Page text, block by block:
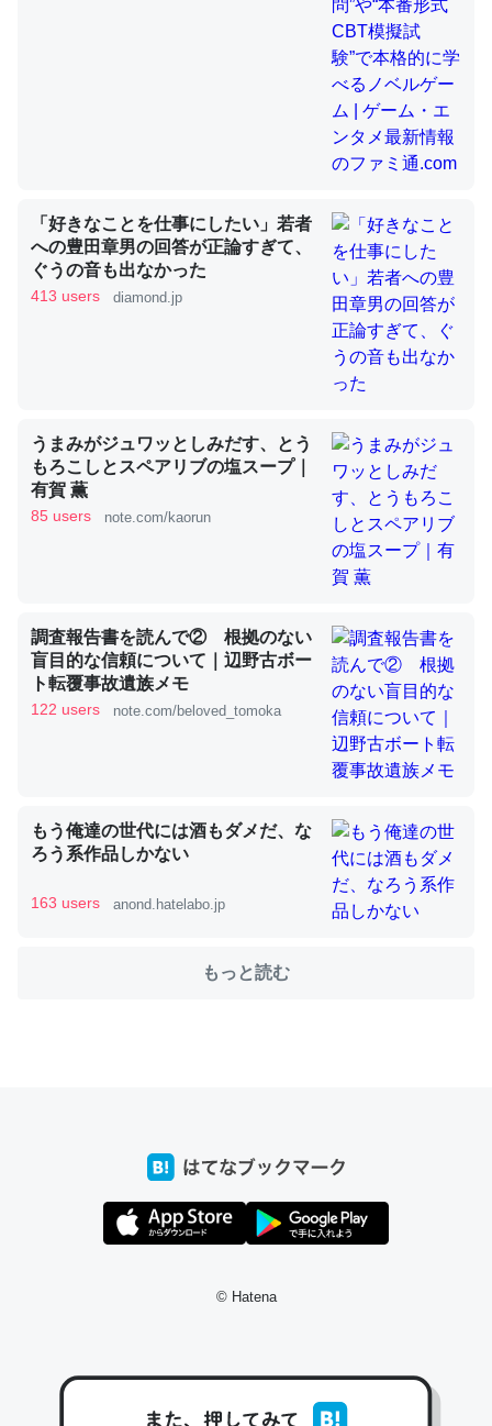
昆虫ってカルシウム少ないのか。知らんかった。調べたら
コオロギのカルシウム分はエビの600分の1程度。
─ニュース :: 【研究発表】昆虫学の大問題＝「昆虫はなぜ海にいな
論文では「淡水はカルシウムも酸素も不足してて両方に不
利だから両方が拮抗してるのでは」とあって面白い。海に
いる鋏角類（カブトガニ・ウミグモ）はカルシウムを使わ
ずキチンを強化してる筈だが、酵素が違うのか？
─ニュース :: 【研究発表】昆虫学の大問題＝「昆虫はなぜ海にいな
これを元に考えるとカルシウムを大量に使う脊椎動物と貝
類は苦労してるんだな…。腹足類だと殻を無くしてナメク
─ニュース :: 【研究発表】昆虫学の大問題＝「昆虫はなぜ海にいな
ウチもEchoを実家に置いて４年。でたまに覗いてる。ぼ
ちぼちRingも置こうかと画策中。あと、Googleマップで
これ見て生きてるなって分かる。
─たまにLINEするくらいだった遠方の父67歳と僕。ITツール導入で
コミュニケーションが劇的に変化した｜tayorini by LIFULL介護
たいなのでネット環境作ったけどAlexaしか使わないので
34
─たまにLINEするくらいだった遠方の父67歳と僕。ITツール導入で
「好きなことを仕事にしたい」若者
への豊田章男の回答が正論すぎて、
ぐうの音も出なかった
413 users diamond.jp
うまみがジュワッとしみだす、とう
もろこしとスペアリブの塩スープ｜
有賀 薫
85 users note.com/kaorun
調査報告書を読んで② 根拠のない
盲目的な信頼について｜辺野古ボー
ト転覆事故遺族メモ
122 users note.com/beloved_tomoka
もう俺達の世代には酒もダメだ、な
ろう系作品しかない
163 users anond.hatelabo.jp
もっと読む
© Hatena